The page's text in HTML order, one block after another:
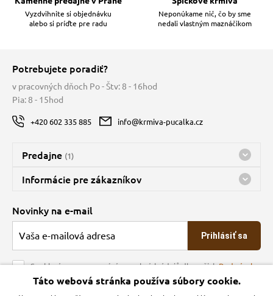
Vyzdvihnite si objednávku
alebo si príďte pre radu
Neponúkame nič, čo by sme
nedali vlastným maznáčikom
Potrebujete poradiť?
v pracovných dňoch Po - Štv: 8 - 16hod
Pia: 8 - 15hod
+420 602 335 885 info@krmiva-pucalka.cz
Predajne (1)
Predajňa a sklad Kbely
Bohužiaľ, momentálne máme zatvorené
Informácie pre zákazníkov
O spoločnosti
Veľkoobchod
Obchodné podmienky
Kontakt
Novinky na e-mail
Prihlásiť sa
Souhlasím se zpracováním osobních údajů dle našichPodmínek
ochrany osobních údajů
Táto webová stránka používa súbory cookie.